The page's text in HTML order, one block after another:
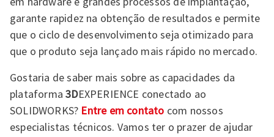
garante rapidez na obtenção de resultados e permite
que o ciclo de desenvolvimento seja otimizado para
que o produto seja lançado mais rápido no mercado.
Gostaria de saber mais sobre as capacidades da
plataforma3DEXPERIENCE conectado ao
SOLIDWORKS? Entre em contato com nossos
especialistas técnicos. Vamos ter o prazer de ajudar